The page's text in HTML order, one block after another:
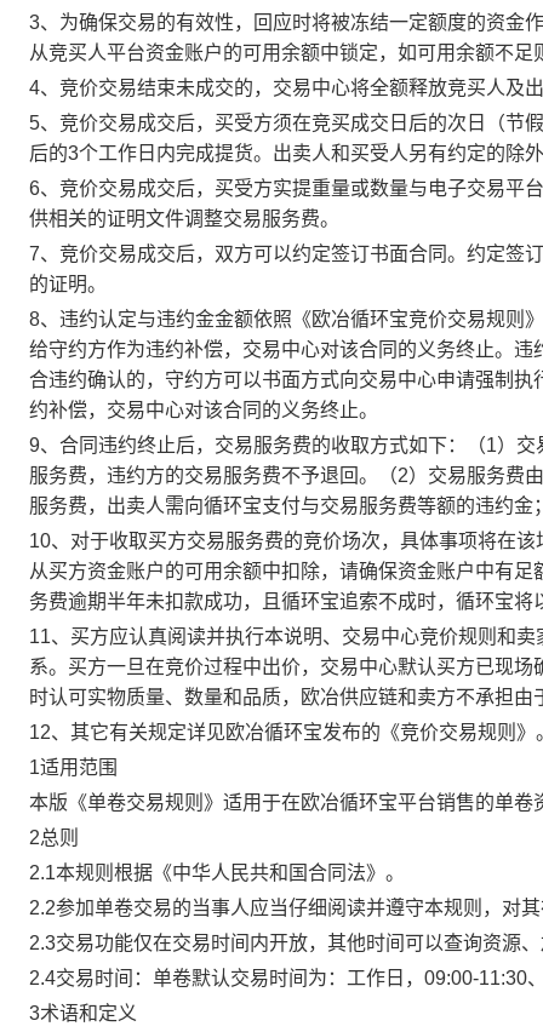
3、为确保交易的有效性，回应时将被冻结一定额度的资金
从竞买人平台资金账户的可用余额中锁定，如可用余额不足
4、竞价交易结束未成交的，交易中心将全额释放竞买人及
5、竞价交易成交后，买受方须在竞买成交日后的次日（节
后的3个工作日内完成提货。出卖人和买受人另有约定的除
6、竞价交易成交后，买受方实提重量或数量与电子交易平
供相关的证明文件调整交易服务费。
7、竞价交易成交后，双方可以约定签订书面合同。约定签
的证明。
8、违约认定与违约金金额依照《欧冶循环宝竞价交易规则
给守约方作为违约补偿，交易中心对该合同的义务终止。
合违约确认的，守约方可以书面方式向交易中心申请强制
约补偿，交易中心对该合同的义务终止。
9、合同违约终止后，交易服务费的收取方式如下：（1）
服务费，违约方的交易服务费不予退回。（2）交易服务费
服务费，出卖人需向循环宝支付与交易服务费等额的违约
10、对于收取买方交易服务费的竞价场次，具体事项将在
从买方资金账户的可用余额中扣除，请确保资金账户中有
务费逾期半年未扣款成功，且循环宝追索不成时，循环宝将
11、买方应认真阅读并执行本说明、交易中心竞价规则和
系。买方一旦在竞价过程中出价，交易中心默认买方已现
时认可实物质量、数量和品质，欧冶供应链和卖方不承担由
12、其它有关规定详见欧冶循环宝发布的《竞价交易规则》
1适用范围
本版《单卷交易规则》适用于在欧冶循环宝平台销售的单卷
2总则
2.1本规则根据《中华人民共和国合同法》。
2.2参加单卷交易的当事人应当仔细阅读并遵守本规则，对
2.3交易功能仅在交易时间内开放，其他时间可以查询资源
2.4交易时间：单卷默认交易时间为：工作日，09:00-11:30
3术语和定义